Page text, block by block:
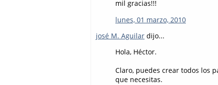
mil gracias!!!
lunes, 01 marzo, 2010
josé M. Aguilar dijo...
Hola, Héctor.
Claro, puedes crear todos los
que necesitas.